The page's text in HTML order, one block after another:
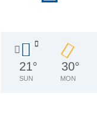
21°
SUN
30°
MON